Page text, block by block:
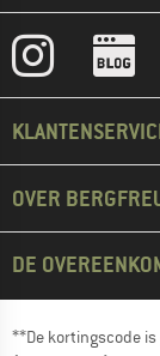
OVER
DE
**De kortingscode